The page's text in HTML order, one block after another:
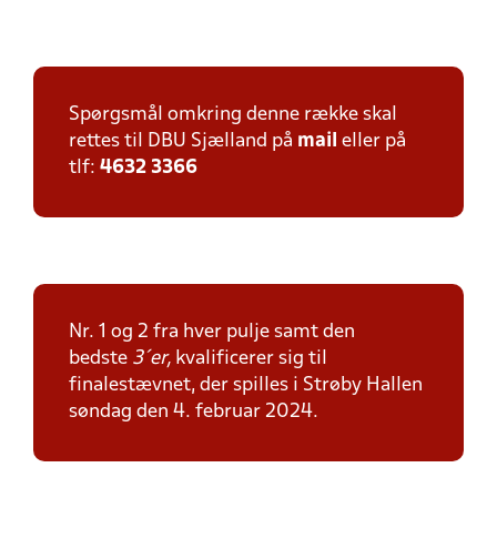
Spørgsmål omkring denne række skal
rettes til DBU Sjælland på mail eller på
tlf: 4632 3366
Nr. 1 og 2 fra hver pulje samt den
bedste 3´er, kvalificerer sig til
finalestævnet, der spilles i Strøby Hallen
søndag den 4. februar 2024.